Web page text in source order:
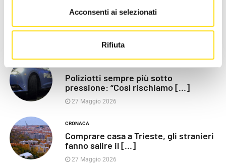
Acconsenti ai selezionati
Rifiuta
chiusa”, Vaccarezza [...]
27 Maggio 2026
Poliziotti sempre più sotto
pressione: “Così rischiamo [...]
27 Maggio 2026
CRONACA
Comprare casa a Trieste, gli stranieri
fanno salire il [...]
27 Maggio 2026